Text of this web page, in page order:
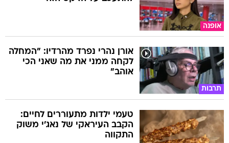
אופנה
תרבות
אורן נהרי נפרד מהרדיו: "המחלה
לקחה ממני את מה שאני הכי
אוהב"
טעמי ילדות מתעוררים לחיים:
הקבב העיראקי של נאג׳י משוק
התקווה